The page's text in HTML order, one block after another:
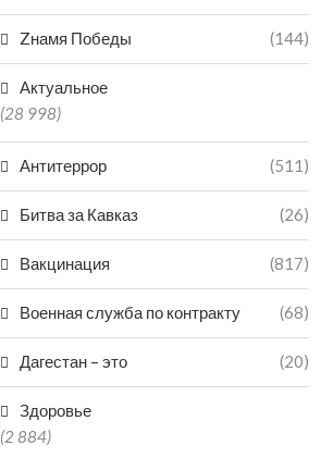
Zнамя Победы (144)
Актуальное
(28 998)
Антитеррор (511)
Битва за Кавказ (26)
Вакцинация (817)
Военная служба по контракту (68)
Дагестан – это (20)
Здоровье
(2 884)